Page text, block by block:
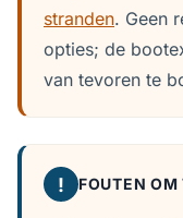
stranden. Geen
opties; de
van tevoren te
! FOUTEN